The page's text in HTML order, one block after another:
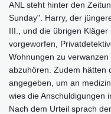
ANL steht hinter den
Sunday". Harry, der
III., und die übrigen
vorgeworfen,
Wohnungen zu
abzuhören. Zudem hätten
angegeben, um an
wies die Anschuldigungen
Nach dem Urteil sprach